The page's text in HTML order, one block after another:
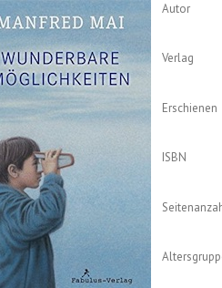
Autor
Verlag
Erschienen
ISBN